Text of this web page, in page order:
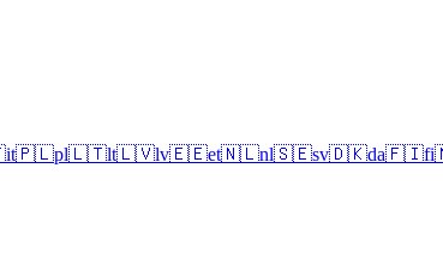
it🇵🇱pl🇱🇹lt🇱🇻lv🇪🇪et🇳🇱nl🇸🇪sv🇩🇰da🇫🇮fi